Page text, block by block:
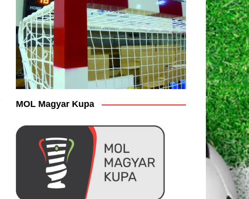
MOL Magyar Kupa